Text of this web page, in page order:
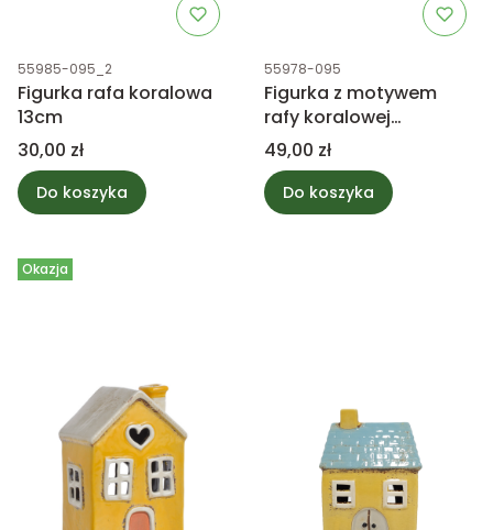
Kod produktu
55985-095_2
Figurka rafa koralowa
13cm
Cena
30,00 zł
Do koszyka
Kod produktu
55978-095
Figurka z motywem
rafy koralowej
kremowa 19cm
Cena
49,00 zł
Do koszyka
Okazja